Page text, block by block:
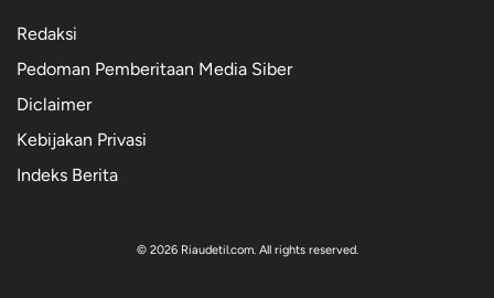
Redaksi
Pedoman Pemberitaan Media Siber
Diclaimer
Kebijakan Privasi
Indeks Berita
© 2026 Riaudetil.com. All rights reserved.